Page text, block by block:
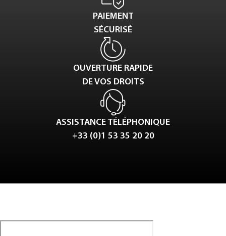
PAIEMENT
SÉCURISÉ
OUVERTURE RAPIDE
DE VOS DROITS
ASSISTANCE TÉLÉPHONIQUE
+33 (0)1 53 35 20 20